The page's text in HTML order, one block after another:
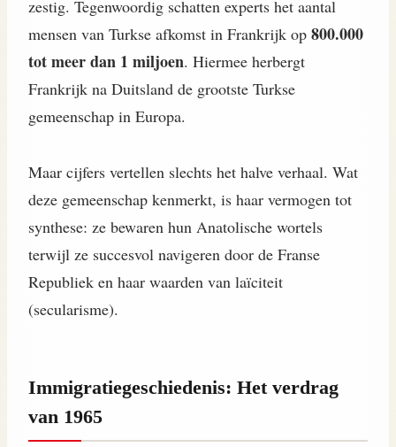
zestig. Tegenwoordig schatten experts het aantal
mensen van Turkse afkomst in Frankrijk op 800.000
tot meer dan 1 miljoen. Hiermee herbergt
Frankrijk na Duitsland de grootste Turkse
gemeenschap in Europa.
Maar cijfers vertellen slechts het halve verhaal. Wat
deze gemeenschap kenmerkt, is haar vermogen tot
synthese: ze bewaren hun Anatolische wortels
terwijl ze succesvol navigeren door de Franse
Republiek en haar waarden van laïciteit
(secularisme).
Immigratiegeschiedenis: Het verdrag
van 1965